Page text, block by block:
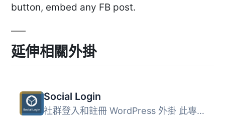
button, embed any FB post.
延伸相關外掛
Social Login
社群登入和註冊 WordPress 外掛 此專業且免費的 WordPress 外...